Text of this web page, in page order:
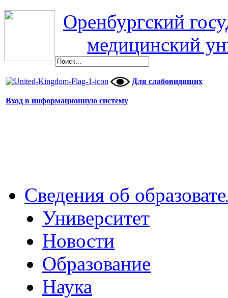
Оренбургский
медицинский
Для слабовидящих
Вход в информационную систему
Сведения об
Университет
Новости
Образование
Наука